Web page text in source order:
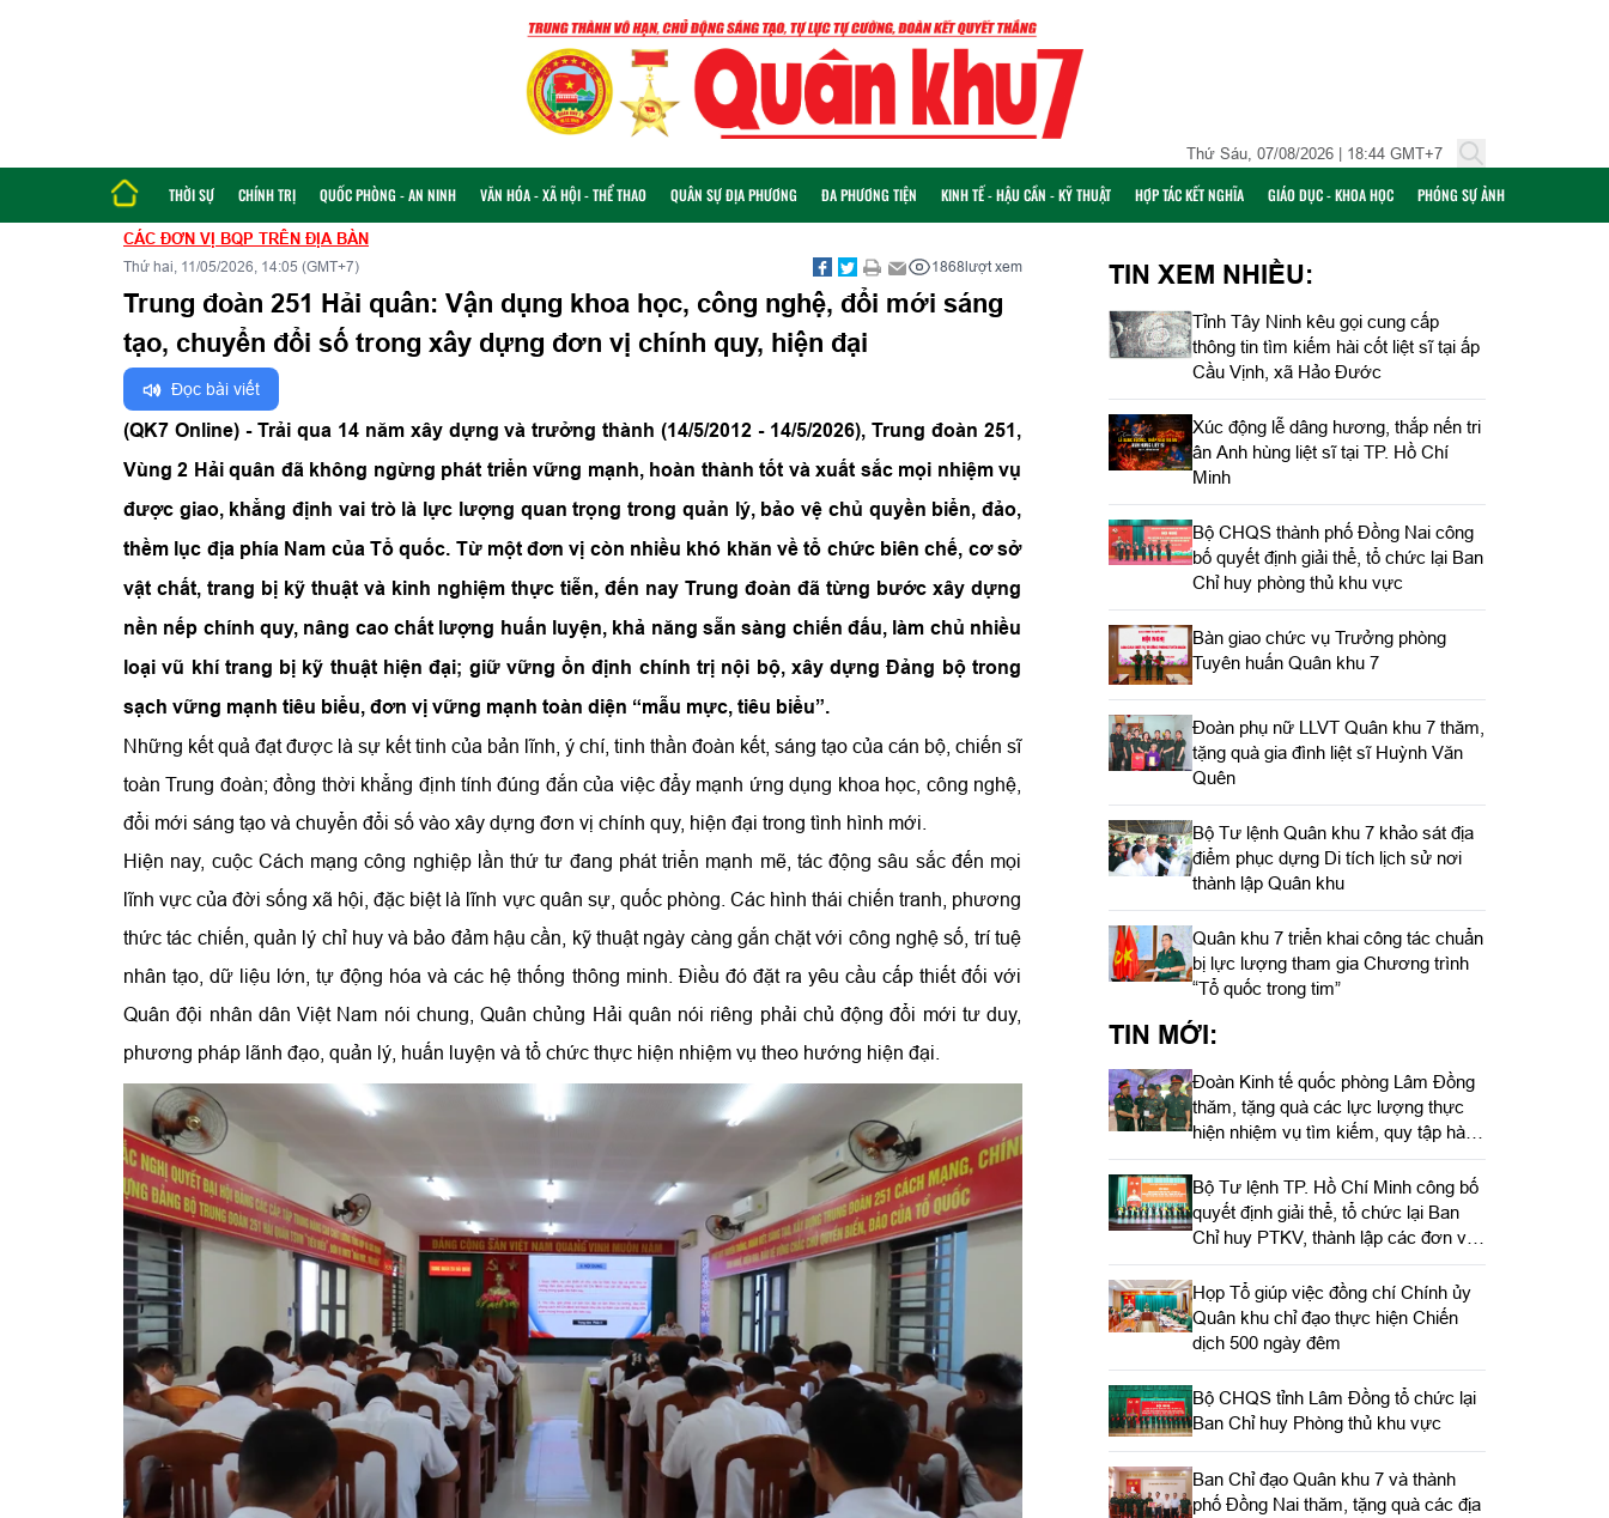
Thứ Sáu, 07/08/2026 | 18:44 GMT+7
THỜI SỰ CHÍNH TRỊ QUỐC PHÒNG - AN NINH VĂN HÓA - XÃ HỘI - THỂ THAO QUÂN SỰ ĐỊA PHƯƠNG ĐA PHƯƠNG TIỆN KINH TẾ - HẬU CẦN - KỸ THUẬT HỢP TÁC KẾT NGHĨA GIÁO DỤC - KHOA HỌC PHÓNG SỰ ẢNH
CÁC ĐƠN VỊ BQP TRÊN ĐỊA BÀN
Thứ hai, 11/05/2026, 14:05 (GMT+7) 1868lượt xem
Trung đoàn 251 Hải quân: Vận dụng khoa học, công nghệ, đổi mới sáng
tạo, chuyển đổi số trong xây dựng đơn vị chính quy, hiện đại
Đọc bài viết
(QK7 Online) - Trải qua 14 năm xây dựng và trưởng thành (14/5/2012 - 14/5/2026), Trung đoàn 251,
Vùng 2 Hải quân đã không ngừng phát triển vững mạnh, hoàn thành tốt và xuất sắc mọi nhiệm vụ
được giao, khẳng định vai trò là lực lượng quan trọng trong quản lý, bảo vệ chủ quyền biển, đảo,
thềm lục địa phía Nam của Tổ quốc. Từ một đơn vị còn nhiều khó khăn về tổ chức biên chế, cơ sở
vật chất, trang bị kỹ thuật và kinh nghiệm thực tiễn, đến nay Trung đoàn đã từng bước xây dựng
nền nếp chính quy, nâng cao chất lượng huấn luyện, khả năng sẵn sàng chiến đấu, làm chủ nhiều
loại vũ khí trang bị kỹ thuật hiện đại; giữ vững ổn định chính trị nội bộ, xây dựng Đảng bộ trong
sạch vững mạnh tiêu biểu, đơn vị vững mạnh toàn diện “mẫu mực, tiêu biểu”.
Những kết quả đạt được là sự kết tinh của bản lĩnh, ý chí, tinh thần đoàn kết, sáng tạo của cán bộ, chiến sĩ
toàn Trung đoàn; đồng thời khẳng định tính đúng đắn của việc đẩy mạnh ứng dụng khoa học, công nghệ,
đổi mới sáng tạo và chuyển đổi số vào xây dựng đơn vị chính quy, hiện đại trong tình hình mới.
Hiện nay, cuộc Cách mạng công nghiệp lần thứ tư đang phát triển mạnh mẽ, tác động sâu sắc đến mọi
lĩnh vực của đời sống xã hội, đặc biệt là lĩnh vực quân sự, quốc phòng. Các hình thái chiến tranh, phương
thức tác chiến, quản lý chỉ huy và bảo đảm hậu cần, kỹ thuật ngày càng gắn chặt với công nghệ số, trí tuệ
nhân tạo, dữ liệu lớn, tự động hóa và các hệ thống thông minh. Điều đó đặt ra yêu cầu cấp thiết đối với
Quân đội nhân dân Việt Nam nói chung, Quân chủng Hải quân nói riêng phải chủ động đổi mới tư duy,
phương pháp lãnh đạo, quản lý, huấn luyện và tổ chức thực hiện nhiệm vụ theo hướng hiện đại.
TIN XEM NHIỀU:
Tỉnh Tây Ninh kêu gọi cung cấp
thông tin tìm kiếm hài cốt liệt sĩ tại ấp
Cầu Vịnh, xã Hảo Đước
Xúc động lễ dâng hương, thắp nến tri
ân Anh hùng liệt sĩ tại TP. Hồ Chí
Minh
Bộ CHQS thành phố Đồng Nai công
bố quyết định giải thể, tổ chức lại Ban
Chỉ huy phòng thủ khu vực
Bàn giao chức vụ Trưởng phòng
Tuyên huấn Quân khu 7
Đoàn phụ nữ LLVT Quân khu 7 thăm,
tặng quà gia đình liệt sĩ Huỳnh Văn
Quên
Bộ Tư lệnh Quân khu 7 khảo sát địa
điểm phục dựng Di tích lịch sử nơi
thành lập Quân khu
Quân khu 7 triển khai công tác chuẩn
bị lực lượng tham gia Chương trình
“Tổ quốc trong tim”
TIN MỚI:
Đoàn Kinh tế quốc phòng Lâm Đồng
thăm, tặng quà các lực lượng thực
hiện nhiệm vụ tìm kiếm, quy tập hài
cốt liệt sĩ
Bộ Tư lệnh TP. Hồ Chí Minh công bố
quyết định giải thể, tổ chức lại Ban
Chỉ huy PTKV, thành lập các đơn vị
trực thuộc
Họp Tổ giúp việc đồng chí Chính ủy
Quân khu chỉ đạo thực hiện Chiến
dịch 500 ngày đêm
Bộ CHQS tỉnh Lâm Đồng tổ chức lại
Ban Chỉ huy Phòng thủ khu vực
Ban Chỉ đạo Quân khu 7 và thành
phố Đồng Nai thăm, tặng quà các địa